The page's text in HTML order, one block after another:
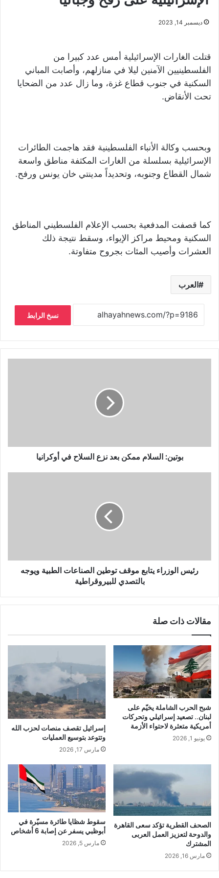
ديسمبر 14, 2023
قتلت الغارات الإسرائيلية أمس عدد كبيرا من
الفلسطينيين الآمنين ليلا في منازلهم، وأصابت المباني
السكنية في جنوب قطاع غزة، وما زال عدد من الضحايا
تحت الأنقاض.
وبحسب وكالة الأنباء الفلسطينية فقد هاجمت الطائرات
الإسرائيلية بسلسلة من الغارات المكثفة مناطق واسعة
شمال القطاع وجنوبه، وتحديداً مدينتي خان يونس ورفح.
كما قصفت المدفعية بحسب الإعلام الفلسطيني المناطق
السكنية ومحيط مراكز الإيواء، وسقط نتيجة ذلك
العشرات وأصيب المئات بجروح متفاوتة.
العرب
نسخ الرابط
بوتين: السلام ممكن بعد نزع السلاح في أوكرانيا
رئيس الوزراء يتابع موقف توطين الصناعات الطبية ويوجه
بالتصدي للبيروقراطية
مقالات ذات صلة
شبح الحرب الشاملة يخيّم على
لبنان.. تصعيد إسرائيلي وتحركات
أمريكية متعثرة لاحتواء الأزمة
يونيو 1, 2026
إسرائيل تقصف منصات لحزب الله
وتتوعد بتوسيع العمليات
مارس 17, 2026
الصحف القطرية تؤكد سعى القاهرة
والدوحة لتعزيز العمل العربى
المشترك
مارس 16, 2026
سقوط شظايا طائرة مسيّرة في
أبوظبي يسفر عن إصابة 6 أشخاص
مارس 5, 2026